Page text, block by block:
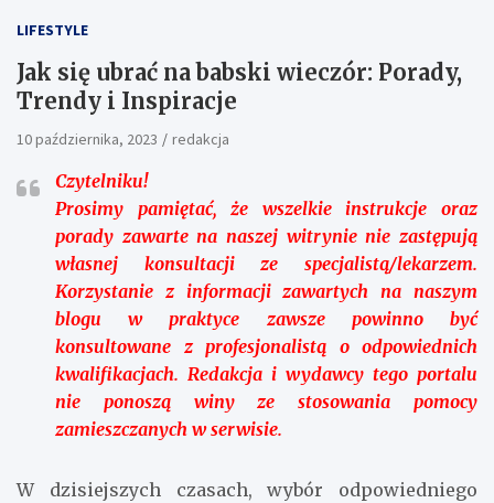
LIFESTYLE
Jak się ubrać na babski wieczór: Porady,
Trendy i Inspiracje
10 października, 2023 redakcja
Czytelniku!
Prosimy pamiętać, że wszelkie instrukcje oraz
porady zawarte na naszej witrynie nie zastępują
własnej konsultacji ze specjalistą/lekarzem.
Korzystanie z informacji zawartych na naszym
blogu w praktyce zawsze powinno być
konsultowane z profesjonalistą o odpowiednich
kwalifikacjach. Redakcja i wydawcy tego portalu
nie ponoszą winy ze stosowania pomocy
zamieszczanych w serwisie.
W dzisiejszych czasach, wybór odpowiedniego